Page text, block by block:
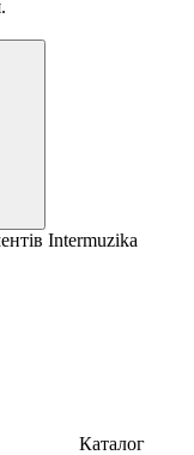
Intermuzika
Каталог